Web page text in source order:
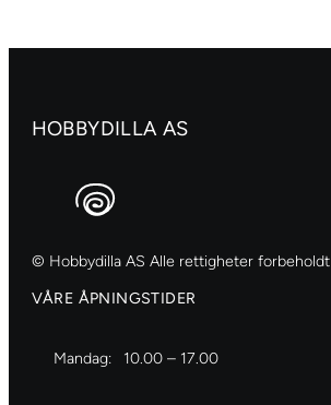
yellow
HOBBYDILLA AS
© Hobbydilla AS Alle rettigheter forbeholdt
VÅRE ÅPNINGSTIDER
Mandag: 10.00 – 17.00